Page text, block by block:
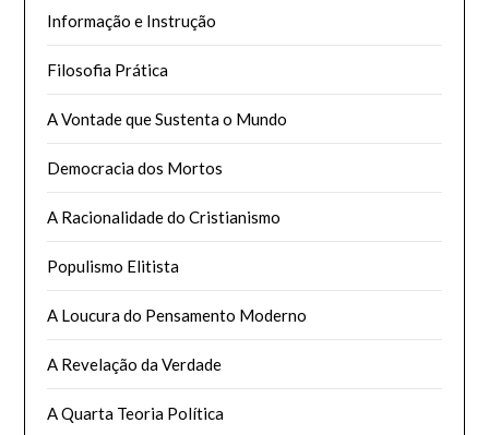
Informação e Instrução
Filosofia Prática
A Vontade que Sustenta o Mundo
Democracia dos Mortos
A Racionalidade do Cristianismo
Populismo Elitista
A Loucura do Pensamento Moderno
A Revelação da Verdade
A Quarta Teoria Política